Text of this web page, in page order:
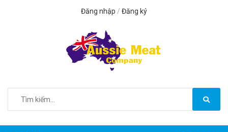
Đăng nhập / Đăng ký